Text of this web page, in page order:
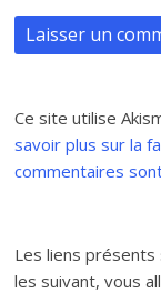
Ce site utilise
savoir plus sur la
commentaires
Les liens
les suivant, vous